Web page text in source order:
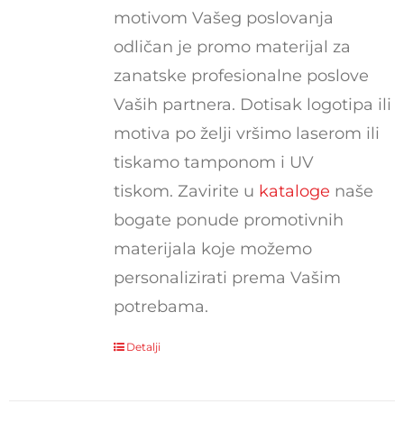
motivom Vašeg poslovanja
odličan je promo materijal za
zanatske profesionalne poslove
Vaših partnera. Dotisak logotipa ili
motiva po želji vršimo laserom ili
tiskamo tamponom i UV
tiskom. Zavirite u kataloge naše
bogate ponude promotivnih
materijala koje možemo
personalizirati prema Vašim
potrebama.
Detalji